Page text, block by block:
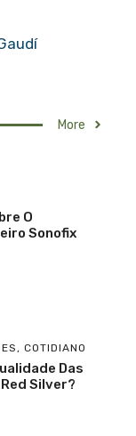
More
O
Sonofix
, COTIDIANO
Das
Silver?